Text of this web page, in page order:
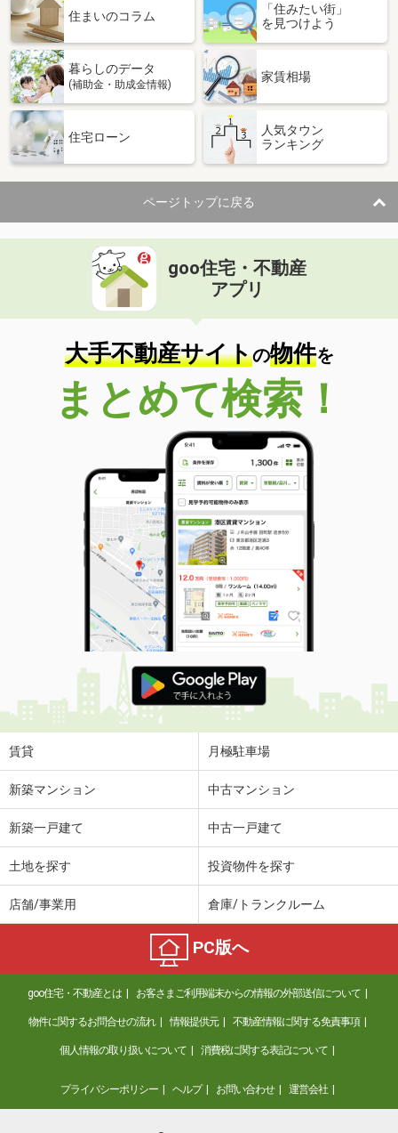
住まいのコラム
「住みたい街」
を見つけよう
暮らしのデータ
(補助金・助成金情報)
家賃相場
住宅ローン
人気タウン
ランキング
ページトップに戻る
goo住宅・不動産
アプリ
大手不動産サイトの物件を
まとめて検索！
賃貸 月極駐車場
新築マンション 中古マンション
新築一戸建て 中古一戸建て
土地を探す 投資物件を探す
店舗/事業用 倉庫/トランクルーム
PC版へ
goo住宅・不動産とは お客さまご利用端末からの情報の外部送信について
物件に関するお問合せの流れ 情報提供元 不動産情報に関する免責事項
個人情報の取り扱いについて 消費税に関する表記について
プライバシーポリシー ヘルプ お問い合わせ 運営会社